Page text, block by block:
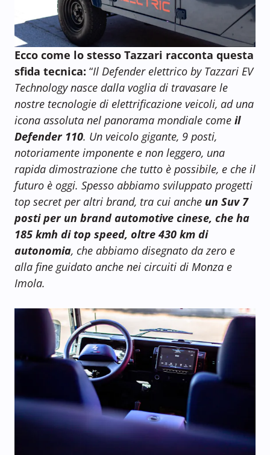
Ecco come lo stesso Tazzari racconta questa
sfida tecnica: “Il Defender elettrico by Tazzari EV
Technology nasce dalla voglia di travasare le
nostre tecnologie di elettrificazione veicoli, ad una
icona assoluta nel panorama mondiale come il
Defender 110. Un veicolo gigante, 9 posti,
notoriamente imponente e non leggero, una
rapida dimostrazione che tutto è possibile, e che il
futuro è oggi. Spesso abbiamo sviluppato progetti
top secret per altri brand, tra cui anche un Suv 7
posti per un brand automotive cinese, che ha
185 kmh di top speed, oltre 430 km di
autonomia, che abbiamo disegnato da zero e
alla fine guidato anche nei circuiti di Monza e
Imola.